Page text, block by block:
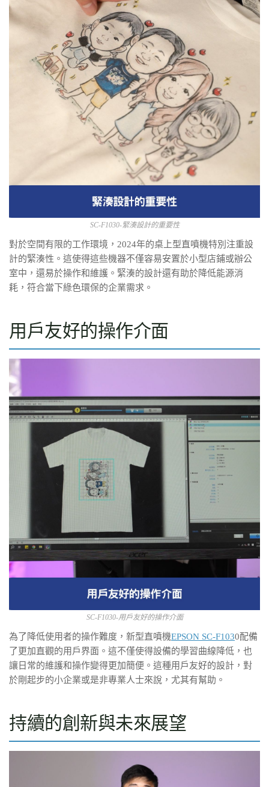
SC-F1030-緊湊設計的重要性
對於空間有限的工作環境，2024年的桌上型直噴機特別注重設
計的緊湊性。這使得這些機器不僅容易安置於小型店鋪或辦公
室中，還易於操作和維護。緊湊的設計還有助於降低能源消
耗，符合當下綠色環保的企業需求。
用戶友好的操作介面
SC-F1030-用戶友好的操作介面
為了降低使用者的操作難度，新型直噴機EPSON SC-F1030配備
了更加直觀的用戶界面。這不僅使得設備的學習曲線降低，也
讓日常的維護和操作變得更加簡便。這種用戶友好的設計，對
於剛起步的小企業或是非專業人士來說，尤其有幫助。
持續的創新與未來展望